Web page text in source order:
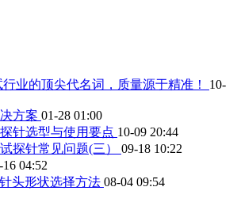
行业的顶尖代名词，质量源于精准！ 10-
方案 01-28 01:00
针选型与使用要点 10-09 20:44
探针常见问题(三） 09-18 10:22
16 04:52
头形状选择方法 08-04 09:54